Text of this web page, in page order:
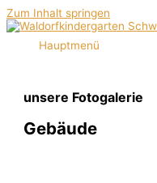
Zum Inhalt springen
Hauptmenü
unsere Fotogalerie
Gebäude